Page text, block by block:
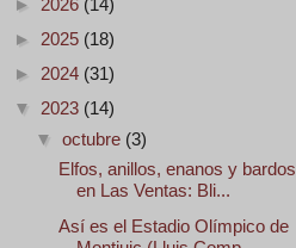
► 2025 (18)
► 2024 (31)
▼ 2023 (14)
▼ octubre (3)
Elfos, anillos, enanos y bardos
en Las Ventas: Bli...
Así es el Estadio Olímpico de